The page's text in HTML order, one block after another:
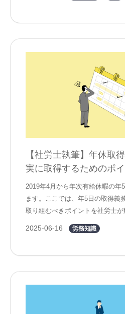
【社労士執筆】年休取
実に取得するためのポ
2019年4月から年次有給休暇の年
ます。ここでは、年5日の取得義
取り組むべきポイントを社労士が
2025-06-16 労務知識